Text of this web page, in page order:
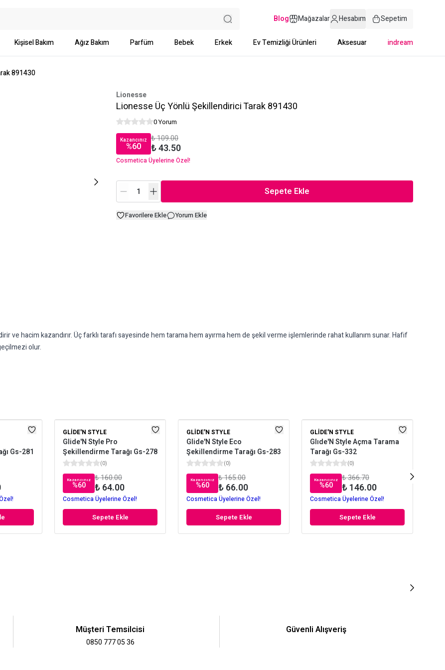
Blog Mağazalar Hesabım Sepetim
Kişisel Bakım Ağız Bakım Parfüm Bebek Erkek Ev Temizliği Ürünleri Aksesuar indream
891430
Lionesse
Lionesse Üç Yönlü Şekillendirici Tarak 891430
0 Yorum
Kazancınız
%60
₺ 109.00
₺ 43.50
Cosmetica Üyelerine Özel!
Sepete Ekle
Favorilere Ekle Yorum Ekle
ve hacim kazandırır. Üç farklı tarafı sayesinde hem tarama hem ayırma hem de şekil verme işlemlerinde rahat kullanım sunar. Hafif
olur.
Gs-281
GLIDE'N STYLE
Glide'N Style Pro
Şekillendirme Tarağı Gs-278
(0)
Kazancınız
%60
₺ 160.00
₺ 64.00
Cosmetica Üyelerine Özel!
Sepete Ekle
GLIDE'N STYLE
Glide'N Style Eco
Şekillendirme Tarağı Gs-283
(0)
Kazancınız
%60
₺ 165.00
₺ 66.00
Cosmetica Üyelerine Özel!
Sepete Ekle
GLIDE'N STYLE
Glıde'N Style Açma Tarama
Tarağı Gs-332
(0)
Kazancınız
%60
₺ 366.70
₺ 146.00
Cosmetica Üyelerine Özel!
Sepete Ekle
Müşteri Temsilcisi
0850 777 05 36
Güvenli Alışveriş